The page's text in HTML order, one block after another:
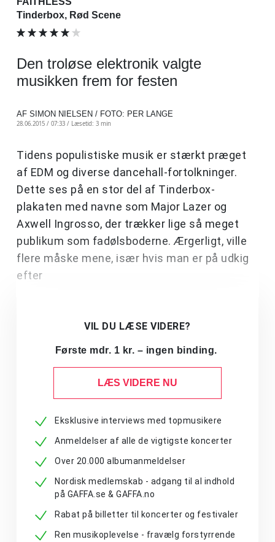
Tinderbox, Rød Scene
Den troløse elektronik valgte
musikken frem for festen
AF SIMON NIELSEN / FOTO: PER LANGE
28.06.2015 / 07:33 / Læsetid: 3 min
Tidens populistiske musik er stærkt præget
af EDM og diverse dancehall-fortolkninger.
Dette ses på en stor del af Tinderbox-
plakaten med navne som Major Lazer og
Axwell Ingrosso, der trækker lige så meget
publikum som fadølsboderne. Ærgerligt, ville
flere måske mene, især hvis man er på udkig
efter
VIL DU LÆSE VIDERE?
Første mdr. 1 kr. – ingen binding.
LÆS VIDERE NU
Eksklusive interviews med topmusikere
Anmeldelser af alle de vigtigste koncerter
Over 20.000 albumanmeldelser
Nordisk medlemskab - adgang til al indhold
på GAFFA.se & GAFFA.no
Rabat på billetter til koncerter og festivaler
Ren musikoplevelse - fravælg forstyrrende